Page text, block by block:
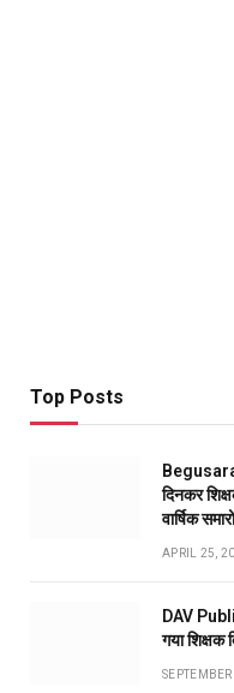
Top Posts
दिनकर
वार्षिक
APRIL 25,
DAV
गया शिक्षक